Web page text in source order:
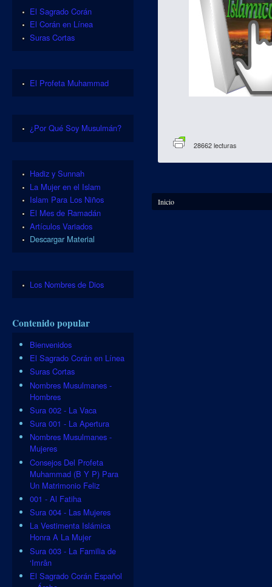
28662 lecturas
Se encuentra usted aquí
Inicio
El Sagrado Corán
El Corán en Línea
Suras Cortas
El Profeta Muhammad
¿Por Qué Soy Musulmán?
Hadiz y Sunnah
La Mujer en el Islam
Islam Para Los Niños
El Mes de Ramadán
Artículos Variados
Descargar Material
Los Nombres de Dios
Contenido popular
Bienvenidos
El Sagrado Corán en Línea
Suras Cortas
Nombres Musulmanes -
Hombres
Sura 002 - La Vaca
Sura 001 - La Apertura
Nombres Musulmanes -
Mujeres
Consejos Del Profeta
Muhammad (B Y P) Para
Un Matrimonio Feliz
001 - Al Fatiha
Sura 004 - Las Mujeres
La Vestimenta Islámica
Honra A La Mujer
Sura 003 - La Familia de
‘Imrân
El Sagrado Corán Español